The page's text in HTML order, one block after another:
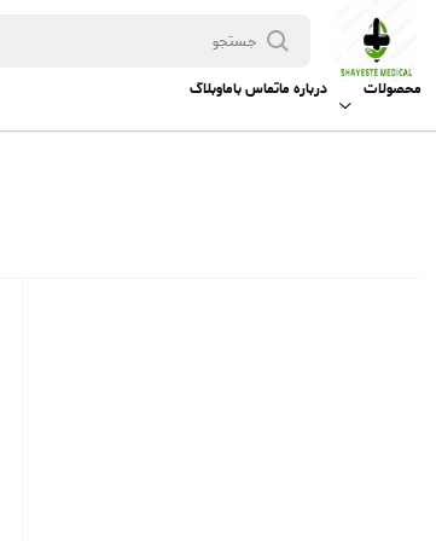
محصولات درباره ماتماس باماوبلاگ